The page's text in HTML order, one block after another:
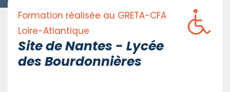
Formation réalisée au GRETA-CFA
Loire-Atlantique
Site de Nantes - Lycée
des Bourdonnières